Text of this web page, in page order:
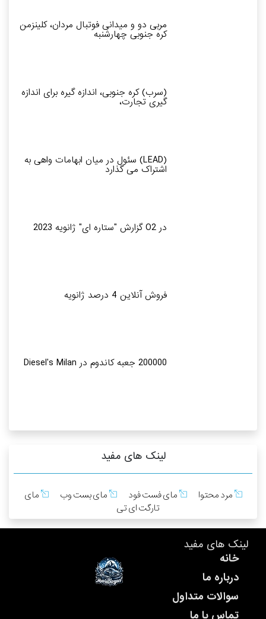
مربی دو و میدانی فوتبال مردان، کلینزمن
کره جنوبی چهارشنبه
(سرب) کره جنوبی، اندازه گیره برای اندازه
گیری تجارت،
(LEAD) سئول در میان ابهامات واهی به
اشتراک می گذارد
در O2 گزارش "ستاره ای" ژانویه 2023
فروش آنلاین 4 درصد ژانویه
200000 جعبه کاندوم در Diesel's Milan
لینک های مفید
مرد محتوا مای فست فود مای بست وب
مای
تارگت ای تی
لینک های مفید
خانه
درباره ما
سوالات متداول
تماس با ما